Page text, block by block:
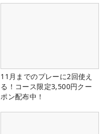
11月までのプレーに2回使え
る！コース限定3,500円クー
ポン配布中！